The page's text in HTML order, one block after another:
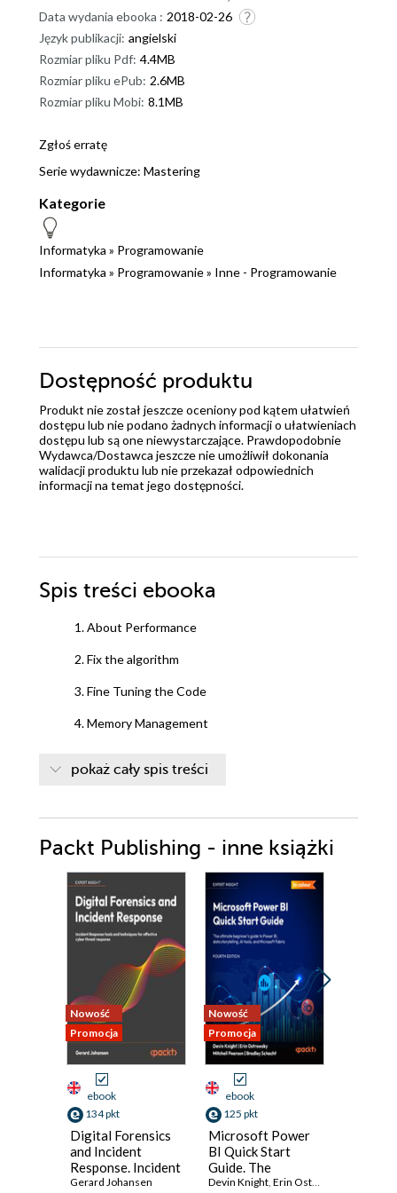
Data wydania ebooka : 2018-02-26
Język publikacji: angielski
Rozmiar pliku Pdf: 4.4MB
Rozmiar pliku ePub: 2.6MB
Rozmiar pliku Mobi: 8.1MB
Zgłoś erratę
Serie wydawnicze: Mastering
Kategorie
Informatyka » Programowanie
Informatyka » Programowanie» Inne - Programowanie
Dostępność produktu
Produkt nie został jeszcze oceniony pod kątem ułatwień
dostępu lub nie podano żadnych informacji o ułatwieniach
dostępu lub są one niewystarczające. Prawdopodobnie
Wydawca/Dostawca jeszcze nie umożliwił dokonania
walidacji produktu lub nie przekazał odpowiednich
informacji na temat jego dostępności.
Spis treści ebooka
1. About Performance
2. Fix the algorithm
3. Fine Tuning the Code
4. Memory Management
7. Exploring Parallel practices
8. Using external libraries
9. Best Practices
pokaż cały spis treści
Packt Publishing - inne książki
Nowość
Promocja
ebook
134 pkt
Digital Forensics
and Incident
Response. Incident
Response tools
Gerard Johansen
Nowość
Promocja
ebook
125 pkt
Microsoft Power
BI Quick Start
Guide. The
Ultimate
Devin Knight, Erin Ostrowsky